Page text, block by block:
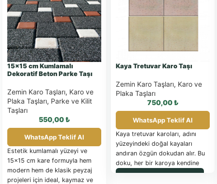
15×15 cm Kumlamalı
Dekoratif Beton Parke Taşı
Zemin Karo Taşları, Karo ve
Plaka Taşları, Parke ve Kilit
Taşları
550,00₺
WhatsApp Teklif Al
Estetik kumlamalı yüzeyi ve
15x15 cm kare formuyla hem
modern hem de klasik peyzaj
projeleri için ideal, kaymaz ve
Kaya Tretuvar Karo Taşı
Zemin Karo Taşları, Karo ve
Plaka Taşları
750,00₺
WhatsApp Teklif Al
Kaya tretuvar karoları, adını
yüzeyindeki doğal kayaları
andıran özgün dokudan alır. Bu
doku, her bir karoya kendine
has bir karakter kazandırırken,